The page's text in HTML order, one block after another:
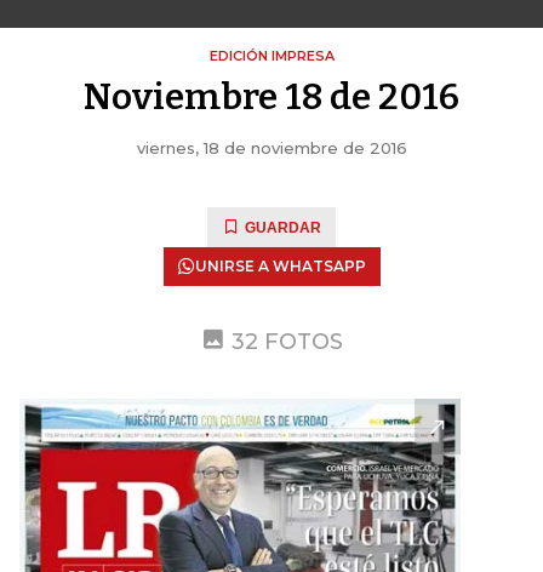
EDICIÓN IMPRESA
Noviembre 18 de 2016
viernes, 18 de noviembre de 2016
GUARDAR
UNIRSE A WHATSAPP
32 FOTOS